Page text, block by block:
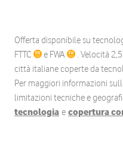
Offerta disponibile su
FTTC
e FWA
. Velocità
città italiane coperte da
Per maggiori informazioni
limitazioni tecniche e
tecnologia e copertura